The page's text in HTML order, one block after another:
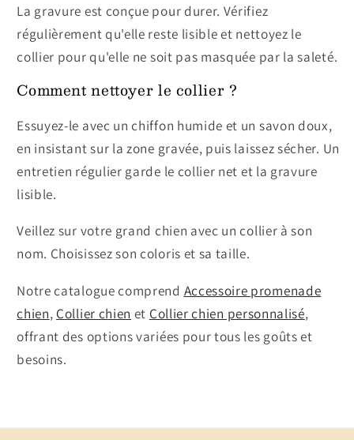
La gravure est conçue pour durer. Vérifiez
régulièrement qu'elle reste lisible et nettoyez le
collier pour qu'elle ne soit pas masquée par la saleté.
Comment nettoyer le collier ?
Essuyez-le avec un chiffon humide et un savon doux,
en insistant sur la zone gravée, puis laissez sécher. Un
entretien régulier garde le collier net et la gravure
lisible.
Veillez sur votre grand chien avec un collier à son
nom. Choisissez son coloris et sa taille.
Notre catalogue comprend Accessoire promenade
chien, Collier chien et Collier chien personnalisé,
offrant des options variées pour tous les goûts et
besoins.